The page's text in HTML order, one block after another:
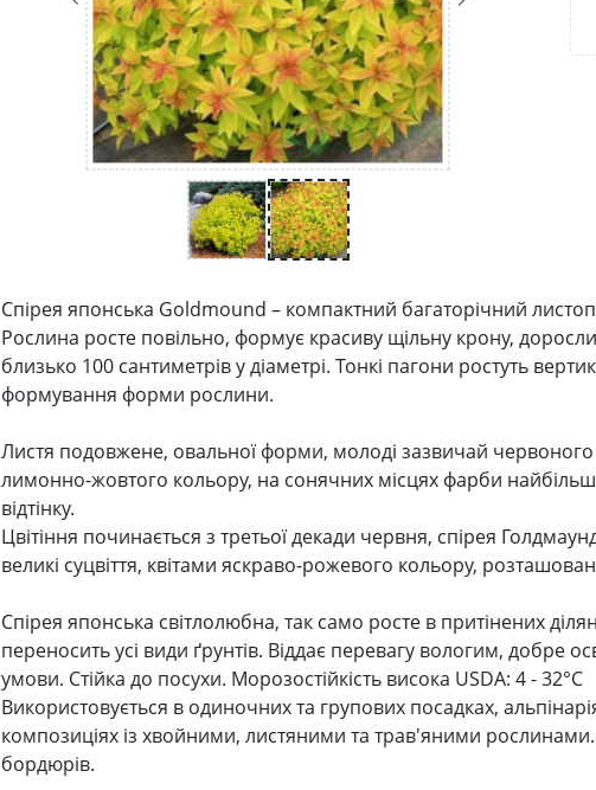
Спірея японська Goldmound – компактний багаторічний
Рослина росте повільно, формує красиву щільну крону,
близько 100 сантиметрів у діаметрі. Тонкі пагони ростуть
формування форми рослини.
Листя подовжене, овальної форми, молоді зазвичай червоного
лимонно-жовтого кольору, на сонячних місцях фарби
відтінку.
Цвітіння починається з третьої декади червня, спірея
великі суцвіття, квітами яскраво-рожевого кольору,
Спірея японська світлолюбна, так само росте в притінених
переносить усі види ґрунтів. Віддає перевагу вологим, добре
умови. Стійка до посухи. Морозостійкість висока USDA: 4 - 32°C
Використовується в одиночних та групових посадках,
композиціях із хвойними, листяними та трав'яними
бордюрів.